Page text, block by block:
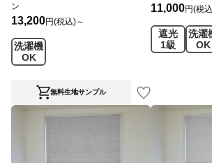
ン
13,200円(税込)～
洗濯機
OK
無料生地サンプル
11,000円(税
遮光
1級
洗濯
OK